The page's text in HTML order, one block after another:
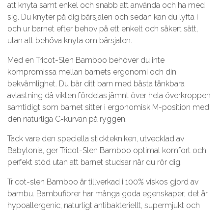
att knyta samt enkel och snabb att använda och ha med
sig. Du knyter på dig bärsjalen och sedan kan du lyfta i
och ur barnet efter behov på ett enkelt och säkert sätt,
utan att behöva knyta om bärsjalen.
Med en Tricot-Slen Bamboo behöver du inte
kompromissa mellan barnets ergonomi och din
bekvämlighet. Du bär ditt barn med bästa tänkbara
avlastning då vikten fördelas jämnt över hela överkroppen
samtidigt som barnet sitter i ergonomisk M-position med
den naturliga C-kurvan på ryggen.
Tack vare den speciella sticktekniken, utvecklad av
Babylonia, ger Tricot-Slen Bamboo optimal komfort och
perfekt stöd utan att barnet studsar när du rör dig.
Tricot-slen Bamboo är tillverkad i 100% viskos gjord av
bambu. Bambufibrer har många goda egenskaper; det är
hypoallergenic, naturligt antibakteriellt, supermjukt och